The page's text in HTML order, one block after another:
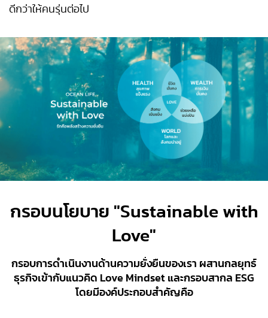
ดีกว่าให้คนรุ่นต่อไป
​​กรอบนโยบาย "Sustainable with
Love"
กรอบการดำเนินงานด้านความยั่งยืนของเรา ผสานกลยุทธ์
ธุรกิจเข้ากับแนวคิด Love Mindset และกรอบสากล ESG
โดยมีองค์ประกอบสำคัญคือ